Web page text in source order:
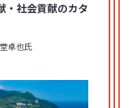
・社会貢献のカタ
卓也氏